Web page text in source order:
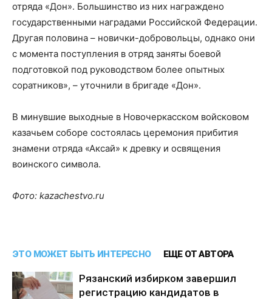
отряда «Дон». Большинство из них награждено
государственными наградами Российской Федерации.
Другая половина – новички-добровольцы, однако они
с момента поступления в отряд заняты боевой
подготовкой под руководством более опытных
соратников», – уточнили в бригаде «Дон».
В минувшие выходные в Новочеркасском войсковом
казачьем соборе состоялась церемония прибития
знамени отряда «Аксай» к древку и освящения
воинского символа.
Фото: kazachestvo.ru
ЭТО МОЖЕТ БЫТЬ ИНТЕРЕСНО ЕЩЕ ОТ АВТОРА
Рязанский избирком завершил
регистрацию кандидатов в